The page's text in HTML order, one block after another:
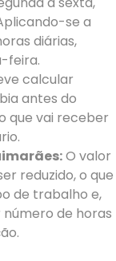
se a
diárias,
feira.
calcular
antes do
que vai receber
O valor
reduzido, o que
de trabalho e,
de horas